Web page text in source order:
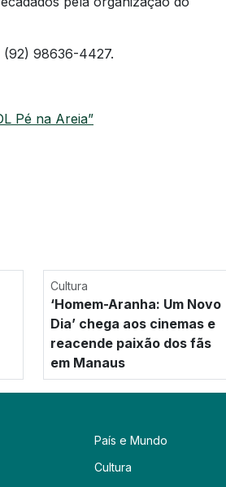
(92) 98636-4427.
Pé na Areia”
Cultura
‘Homem-Aranha: Um Novo
Dia’ chega aos cinemas e
reacende paixão dos fãs
em Manaus
País e Mundo
Cultura